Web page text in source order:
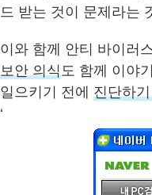
드 받는 것이 문제라는
이와 함께 안티 바이러
보안 의식도 함께 이야
일으키기 전에 진단하
‘